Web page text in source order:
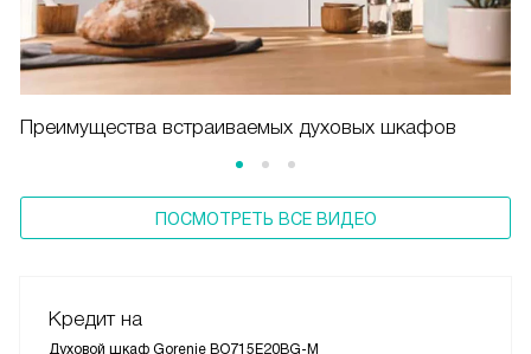
Преимущества встраиваемых духовых шкафов
ПОСМОТРЕТЬ ВСЕ ВИДЕО
Кредит на
Духовой шкаф Gorenje BO715E20BG-M